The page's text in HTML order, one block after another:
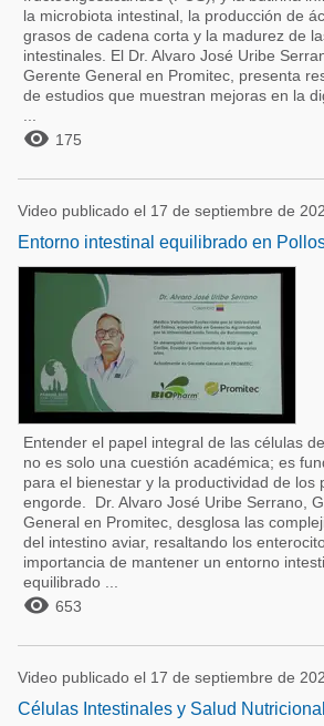
la microbiota intestinal, la producción de
grasos de cadena corta y la madurez de
intestinales. El Dr. Alvaro José Uribe
Gerente General en Promitec, presenta
de estudios que muestran mejoras en la
 175
Video publicado el 17 de septiembre de
Entorno intestinal equilibrado en
Entender el papel integral de las células
no es solo una cuestión académica; es
para el bienestar y la productividad de los
engorde. Dr. Alvaro José Uribe Serrano,
General en Promitec, desglosa las
del intestino aviar, resaltando los
importancia de mantener un entorno
equilibrado ...
 653
Video publicado el 17 de septiembre de
Células Intestinales y Salud